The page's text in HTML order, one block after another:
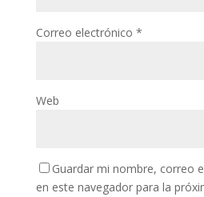
Correo electrónico *
Web
Guardar mi nombre, correo
en este navegador para la